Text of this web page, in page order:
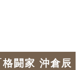
闘家 沖倉辰